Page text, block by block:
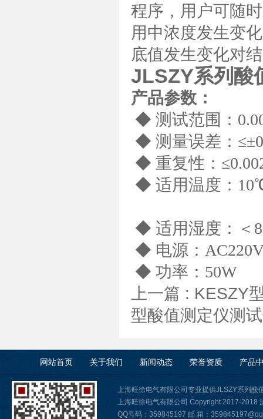
程序，用户可随
用中浓度发生变
底值发生变化对
JLSZY系列酸
产品参数：
◆ 测试范围：
◆ 测量误差：
◆ 重复性：
◆ 适用温度：
◆ 适用湿度：＜
◆ 电源：
◆ 功率：50W
上一篇 : KESZY
型酸值测定仪测
网站首页 关于我们 新闻动态 荣誉资质 产品
上海旺徐电气有限公司专业提供JLSZY系列酸
上海旺徐电气有限公司 Copyright 2017-2018
QQ号码：359845197 邮 箱：